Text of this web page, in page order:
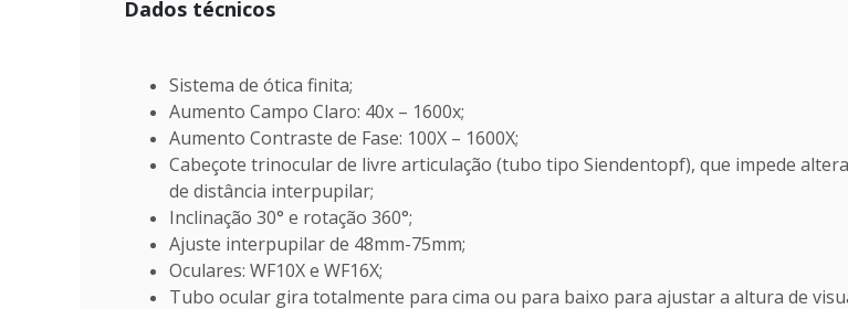
Dados técnicos
Sistema de ótica finita;
Aumento Campo Claro: 40x – 1600x;
Aumento Contraste de Fase: 100X – 1600X;
Cabeçote trinocular de livre articulação (tubo tipo Siendentopf), que impede
de distância interpupilar;
Inclinação 30° e rotação 360°;
Ajuste interpupilar de 48mm-75mm;
Oculares: WF10X e WF16X;
Tubo ocular gira totalmente para cima ou para baixo para ajustar a altura de